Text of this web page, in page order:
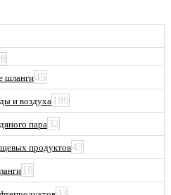
шланги45
и воздуха 189
пара32
продуктов43
18